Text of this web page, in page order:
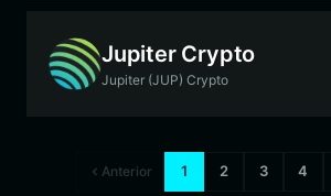
Jupiter Crypto
Jupiter (JUP) Crypto
Anterior 1 2 3 4